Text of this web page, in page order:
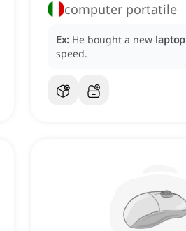
computer portatile
Ex: He bought a new laptop
speed.